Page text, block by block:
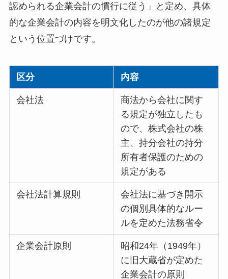
認められる企業会計の慣行に従う」と定め、具体
的な企業会計の内容を明文化したのが他の諸規定
という位置づけです。
区分 内容
会社法
商法から会社に関す
る規定が独立したも
ので、株式会社の株
主、持分会社の持分
所有者保護のための
規定がある
会社法計算規則
会社法に基づき開示
の個別具体的なルー
ルを定めた法務省令
企業会計原則
昭和24年（1949年）
に旧大蔵省が定めた
企業会計の原則